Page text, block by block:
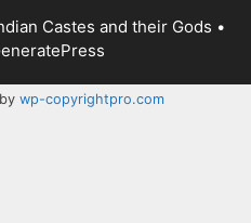
Castes and their Gods •
wp-copyrightpro.com